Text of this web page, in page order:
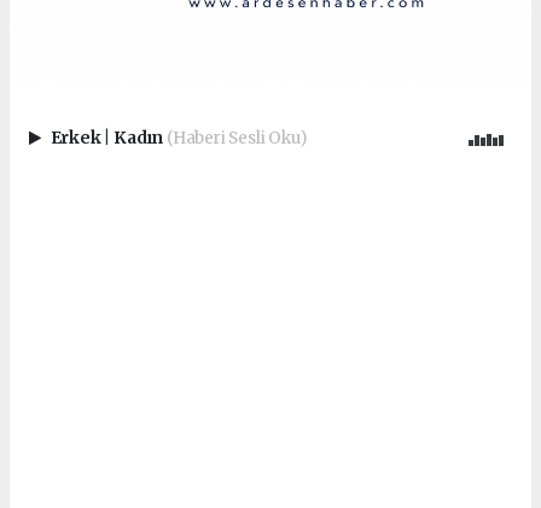
Erkek Kadın (Haberi Sesli Oku)